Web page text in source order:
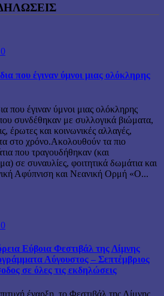
0
που έγιναν ύμνοι μιας ολόκληρης
που έγιναν ύμνοι μιας ολόκληρης
που συνδέθηκαν με συλλογικά βιώματα,
έρωτες και κοινωνικές αλλαγές,
στο χρόνο.Ακολουθούν τα πιο
που τραγουδήθηκαν (και
σε συναυλίες, φοιτητικά δωμάτια και
Αφύπνιση και Νεανική Ορμή «Ο...
0
Εύβοια Φεστιβάλ της Λίμνης
Αύγουστος – Σεπτέμβριος
σε όλες τις εκδηλώσεις
έναρξη, το Φεστιβάλ της Λίμνης